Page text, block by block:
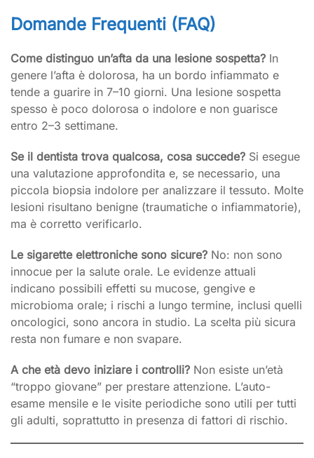
Domande Frequenti (FAQ)
Come distinguo un’afta da una lesione sospetta? In
genere l’afta è dolorosa, ha un bordo infiammato e
tende a guarire in 7–10 giorni. Una lesione sospetta
spesso è poco dolorosa o indolore e non guarisce
entro 2–3 settimane.
Se il dentista trova qualcosa, cosa succede? Si esegue
una valutazione approfondita e, se necessario, una
piccola biopsia indolore per analizzare il tessuto. Molte
lesioni risultano benigne (traumatiche o infiammatorie),
ma è corretto verificarlo.
Le sigarette elettroniche sono sicure? No: non sono
innocue per la salute orale. Le evidenze attuali
indicano possibili effetti su mucose, gengive e
microbioma orale; i rischi a lungo termine, inclusi quelli
oncologici, sono ancora in studio. La scelta più sicura
resta non fumare e non svapare.
A che età devo iniziare i controlli? Non esiste un’età
“troppo giovane” per prestare attenzione. L’auto-
esame mensile e le visite periodiche sono utili per tutti
gli adulti, soprattutto in presenza di fattori di rischio.